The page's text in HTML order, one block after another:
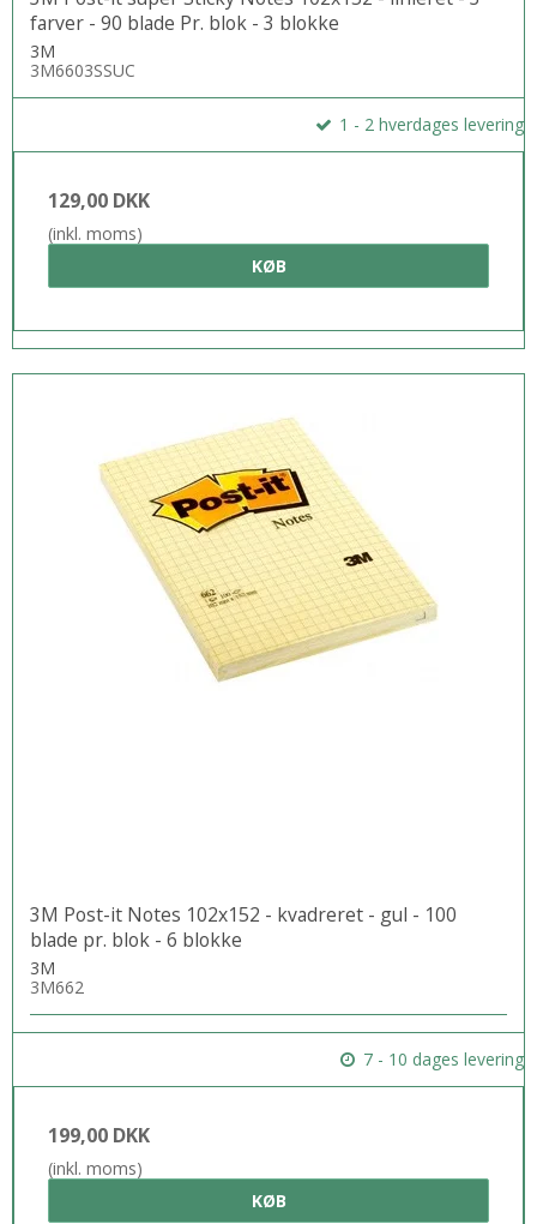
farver - 90 blade Pr. blok - 3 blokke
3M
3M6603SSUC
1 - 2 hverdages levering
129,00 DKK
(inkl. moms)
KØB
3M Post-it Notes 102x152 - kvadreret - gul - 100
blade pr. blok - 6 blokke
3M
3M662
7 - 10 dages levering
199,00 DKK
(inkl. moms)
KØB